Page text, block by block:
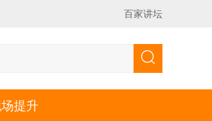
百家讲坛
提升